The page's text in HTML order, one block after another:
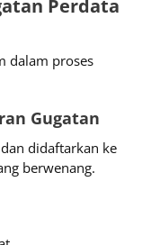
Perdata
dalam proses
Gugatan
didaftarkan ke
berwenang.